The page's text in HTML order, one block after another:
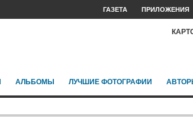
ГАЗЕТА ПРИЛОЖЕНИЯ
АЛЬБОМЫ ЛУЧШИЕ ФОТОГРАФИИ